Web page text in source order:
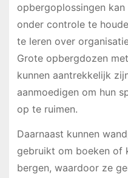
opbergoplossingen
onder controle te
te leren over
Grote opbergdozen
kunnen aantrekkelijk
aanmoedigen om hun
op te ruimen.
Daarnaast kunnen
gebruikt om boeken of
bergen, waardoor ze